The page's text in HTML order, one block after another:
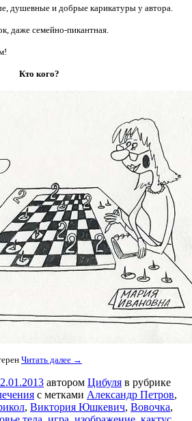
душевные и добрые карикатуры у автора.
даже семейно-пикантная.
Кто кого?
Читать далее →
автором Цибуля в рубрике
с метками Александр Петров,
, Виктория Юшкевич, Вовочка,